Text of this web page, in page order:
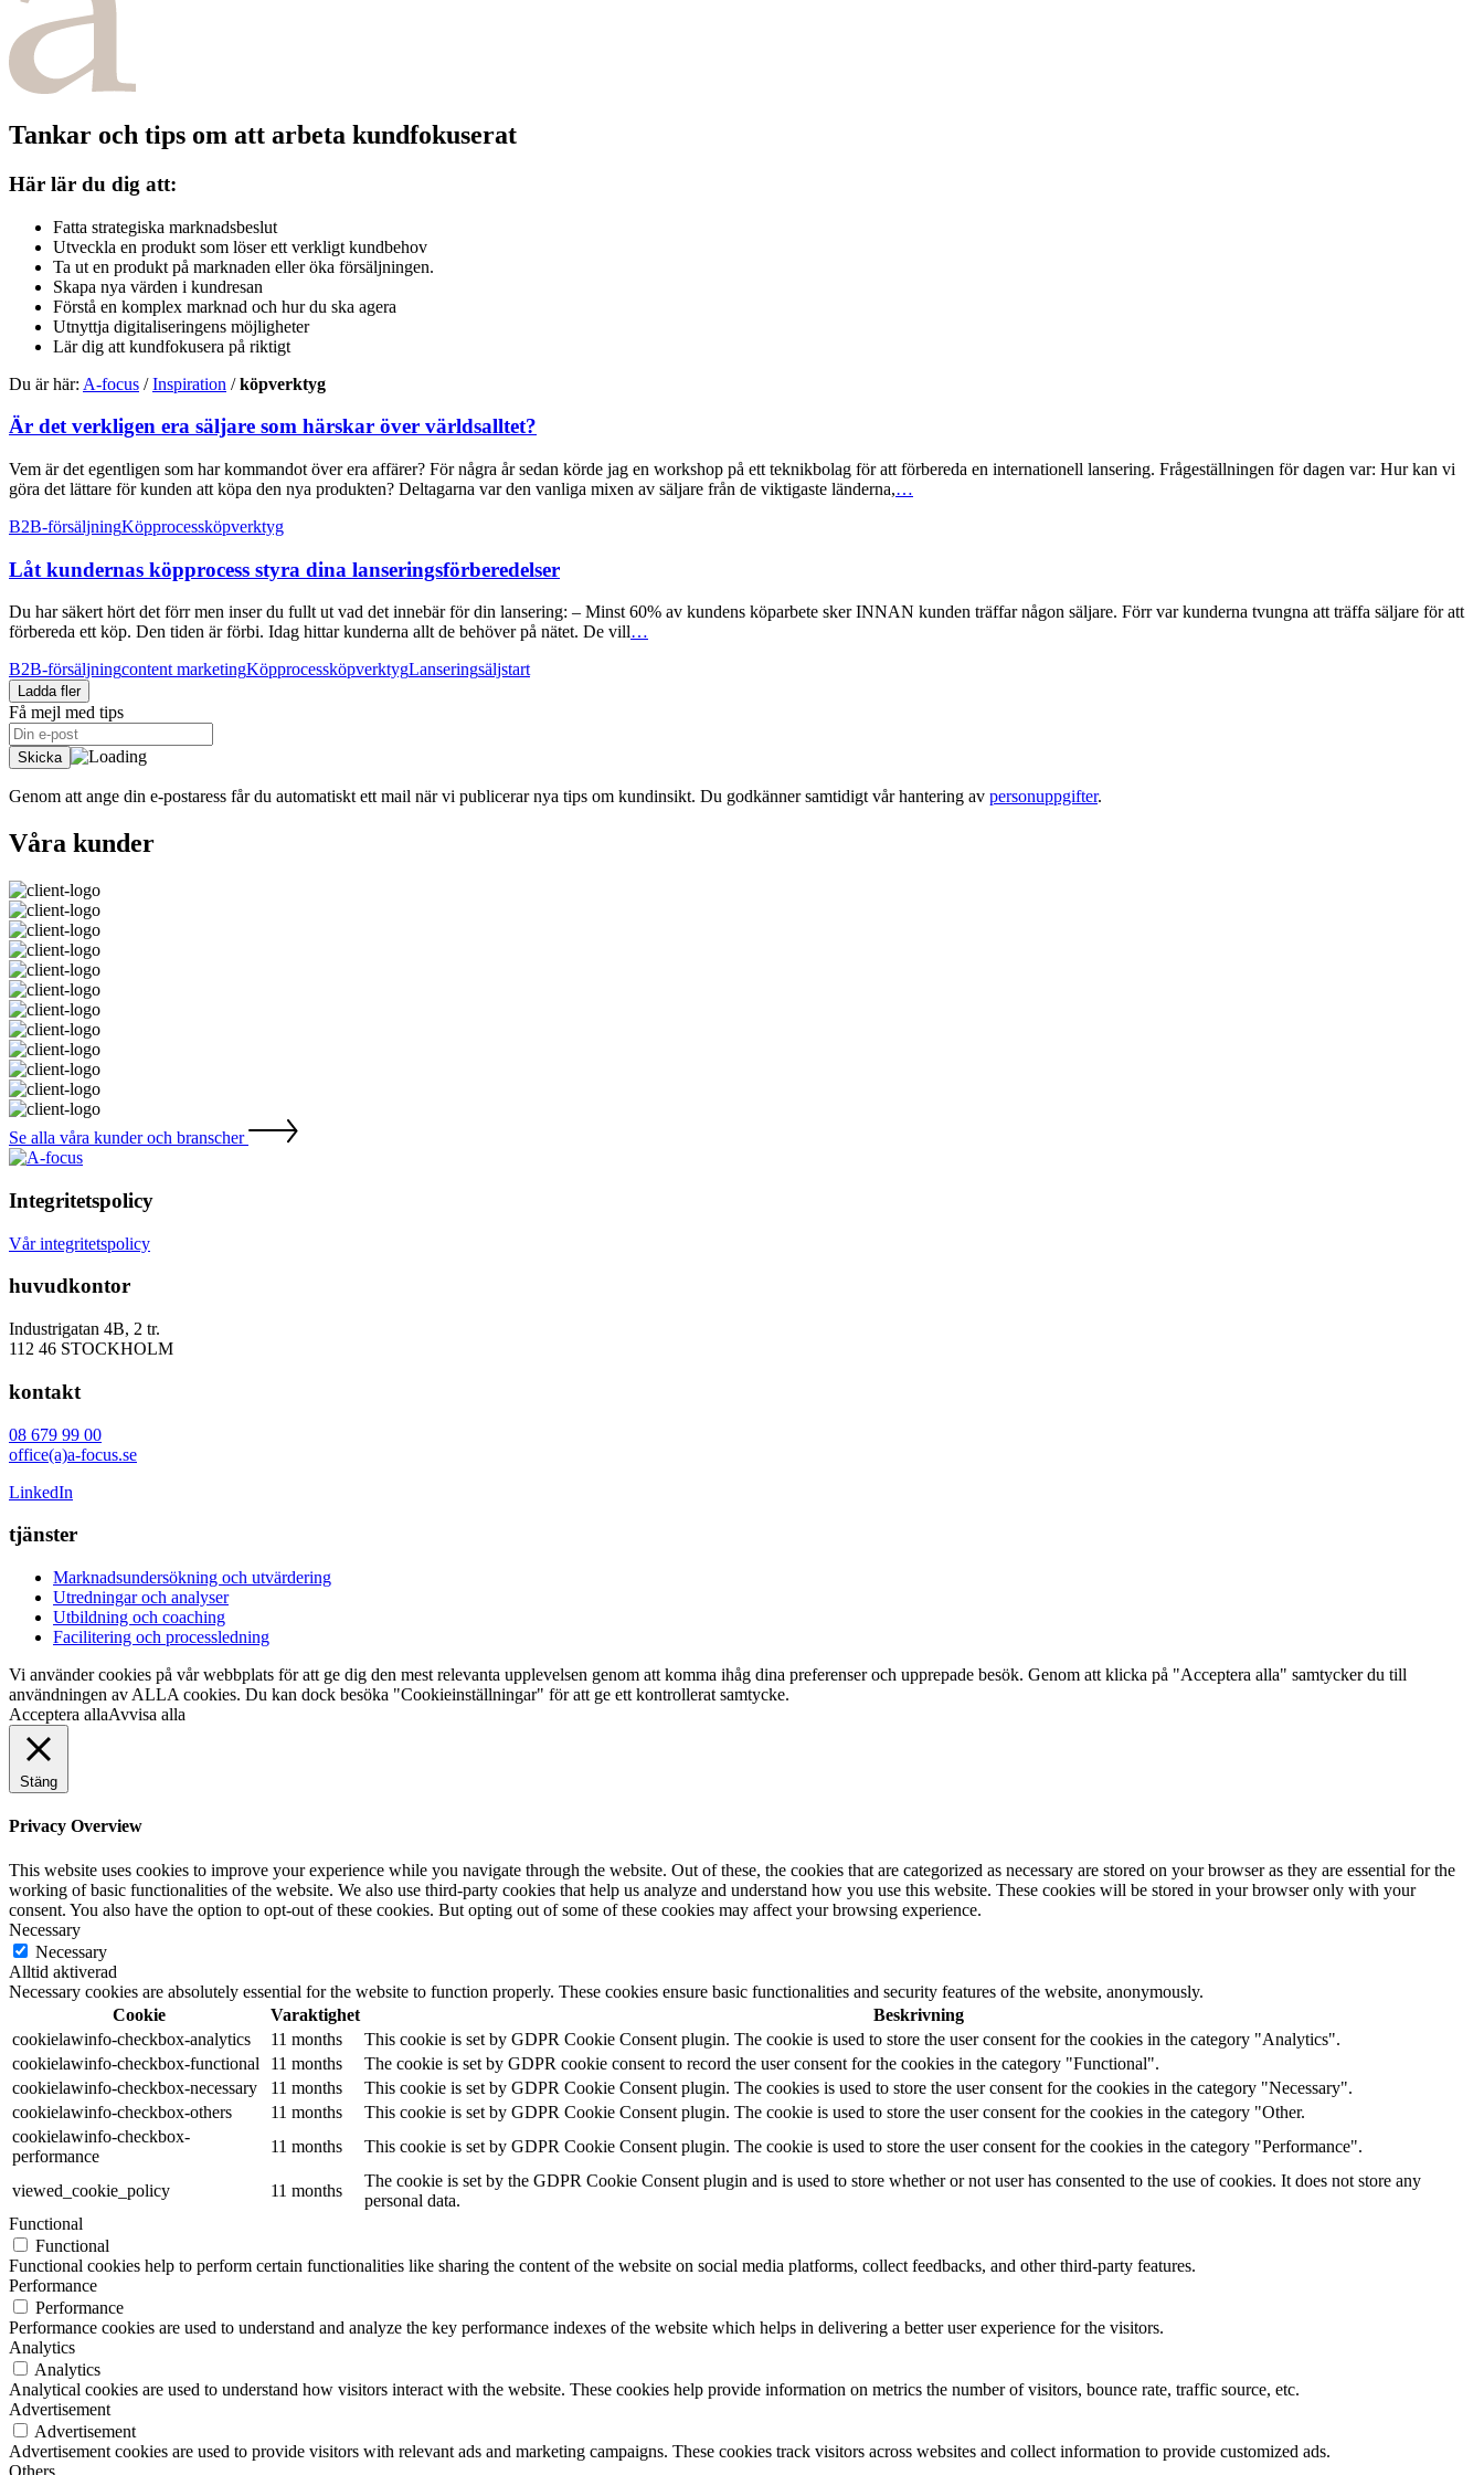
Tankar och tips om att arbeta kundfokuserat
Här lär du dig att:
Fatta strategiska marknadsbeslut
Utveckla en produkt som löser ett verkligt kundbehov
Ta ut en produkt på marknaden eller öka försäljningen.
Skapa nya värden i kundresan
Förstå en komplex marknad och hur du ska agera
Utnyttja digitaliseringens möjligheter
Lär dig att kundfokusera på riktigt
Du är här: A-focus /Inspiration /köpverktyg
Är det verkligen era säljare som härskar över världsalltet?
Vem är det egentligen som har kommandot över era affärer? För några år sedan körde jag en workshop på ett teknikbolag för att förbereda en internationell lansering. Frågeställningen för dagen var: Hur kan vi
göra det lättare för kunden att köpa den nya produkten? Deltagarna var den vanliga mixen av säljare från de viktigaste länderna,…
B2B-försäljningKöpprocessköpverktyg
Låt kundernas köpprocess styra dina lanseringsförberedelser
Du har säkert hört det förr men inser du fullt ut vad det innebär för din lansering: – Minst 60% av kundens köparbete sker INNAN kunden träffar någon säljare. Förr var kunderna tvungna att träffa säljare för att
förbereda ett köp. Den tiden är förbi. Idag hittar kunderna allt de behöver på nätet. De vill…
B2B-försäljningcontent marketingKöpprocessköpverktygLanseringsäljstart
Ladda fler
Få mejl med tips
Genom att ange din e-postaress får du automatiskt ett mail när vi publicerar nya tips om kundinsikt. Du godkänner samtidigt vår hantering av personuppgifter.
Våra kunder
Se alla våra kunder och branscher
Integritetspolicy
Vår integritetspolicy
huvudkontor
Industrigatan 4B, 2 tr.
112 46 STOCKHOLM
kontakt
08 679 99 00
office(a)a-focus.se
LinkedIn
tjänster
Marknadsundersökning och utvärdering
Utredningar och analyser
Utbildning och coaching
Facilitering och processledning
Vi använder cookies på vår webbplats för att ge dig den mest relevanta upplevelsen genom att komma ihåg dina preferenser och upprepade besök. Genom att klicka på "Acceptera alla" samtycker du till
användningen av ALLA cookies. Du kan dock besöka "Cookieinställningar" för att ge ett kontrollerat samtycke.
Acceptera allaAvvisa alla
Stäng
Privacy Overview
This website uses cookies to improve your experience while you navigate through the website. Out of these, the cookies that are categorized as necessary are stored on your browser as they are essential for the
working of basic functionalities of the website. We also use third-party cookies that help us analyze and understand how you use this website. These cookies will be stored in your browser only with your
consent. You also have the option to opt-out of these cookies. But opting out of some of these cookies may affect your browsing experience.
Necessary
Necessary
Alltid aktiverad
Necessary cookies are absolutely essential for the website to function properly. These cookies ensure basic functionalities and security features of the website, anonymously.
Cookie
Varaktighet
Beskrivning
cookielawinfo-checkbox-analytics
11 months
This cookie is set by GDPR Cookie Consent plugin. The cookie is used to store the user consent for the cookies in the category "Analytics".
cookielawinfo-checkbox-functional
11 months
The cookie is set by GDPR cookie consent to record the user consent for the cookies in the category "Functional".
cookielawinfo-checkbox-necessary
11 months
This cookie is set by GDPR Cookie Consent plugin. The cookies is used to store the user consent for the cookies in the category "Necessary".
cookielawinfo-checkbox-others
11 months
This cookie is set by GDPR Cookie Consent plugin. The cookie is used to store the user consent for the cookies in the category "Other.
cookielawinfo-checkbox-
performance
11 months This cookie is set by GDPR Cookie Consent plugin. The cookie is used to store the user consent for the cookies in the category "Performance".
viewed_cookie_policy 11 months
The cookie is set by the GDPR Cookie Consent plugin and is used to store whether or not user has consented to the use of cookies. It does not store any
personal data.
Functional
Functional
Functional cookies help to perform certain functionalities like sharing the content of the website on social media platforms, collect feedbacks, and other third-party features.
Performance
Performance
Performance cookies are used to understand and analyze the key performance indexes of the website which helps in delivering a better user experience for the visitors.
Analytics
Analytics
Analytical cookies are used to understand how visitors interact with the website. These cookies help provide information on metrics the number of visitors, bounce rate, traffic source, etc.
Advertisement
Advertisement
Advertisement cookies are used to provide visitors with relevant ads and marketing campaigns. These cookies track visitors across websites and collect information to provide customized ads.
Others